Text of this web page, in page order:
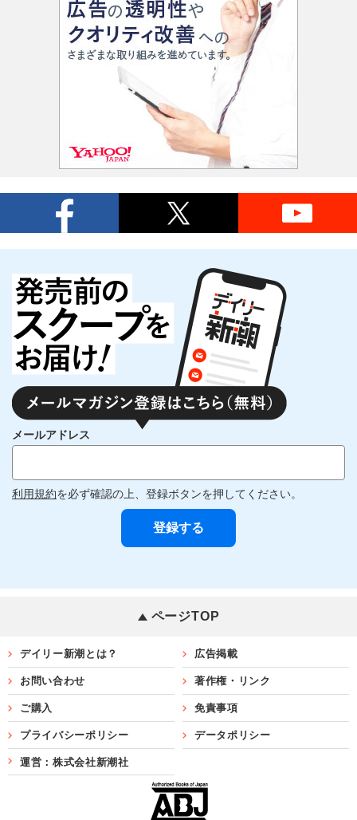
メールアドレス
利用規約を必ず確認の上、登録ボタンを押してください。
ページTOP
デイリー新潮とは？ 広告掲載
お問い合わせ 著作権・リンク
ご購入 免責事項
プライバシーポリシー データポリシー
運営：株式会社新潮社